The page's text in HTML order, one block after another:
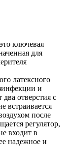
ключевая
для
латексного
и
отверстия с
встраивается
после
регулятор,
входит в
надежное и